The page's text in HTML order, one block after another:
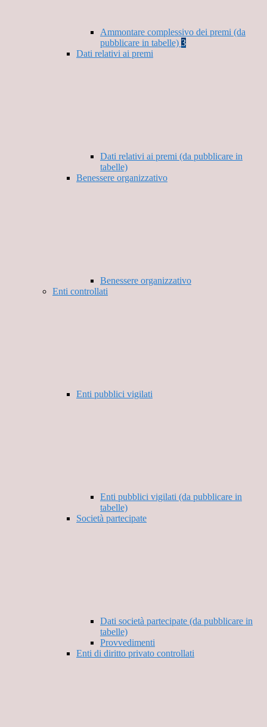
Ammontare complessivo dei premi (da
pubblicare in tabelle) 3
Dati relativi ai premi
Dati relativi ai premi (da pubblicare in
tabelle)
Benessere organizzativo
Benessere organizzativo
Enti controllati
Enti pubblici vigilati
Enti pubblici vigilati (da pubblicare in
tabelle)
Società partecipate
Dati società partecipate (da pubblicare in
tabelle)
Provvedimenti
Enti di diritto privato controllati